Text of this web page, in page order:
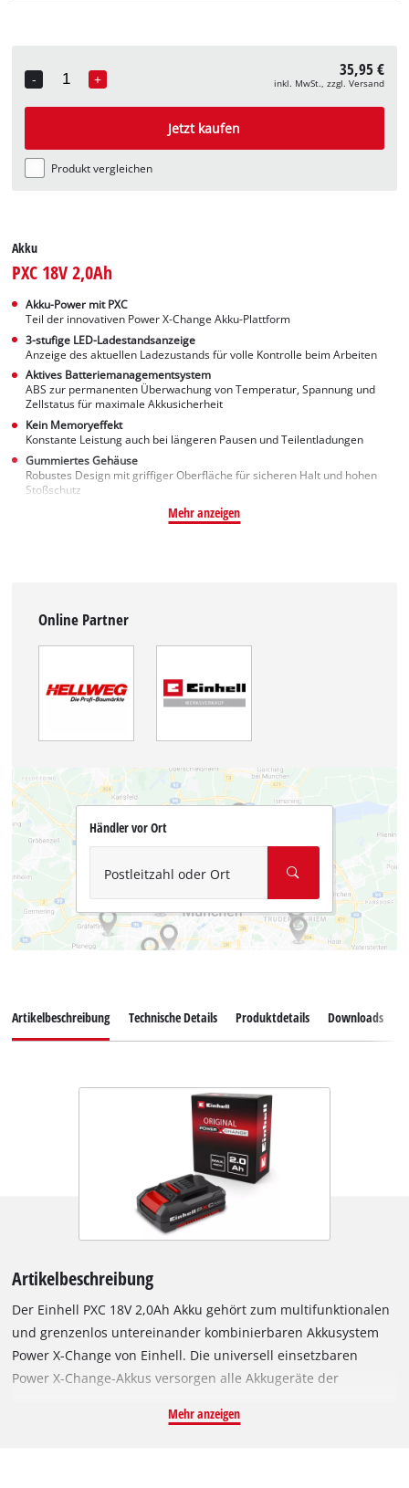
-
Quantity
+ 35,95 €
inkl. MwSt., zzgl. Versand
Jetzt kaufen
Produkt vergleichen
Akku
PXC 18V 2,0Ah
Akku-Power mit PXC
Teil der innovativen Power X-Change Akku-Plattform
3-stufige LED-Ladestandsanzeige
Anzeige des aktuellen Ladezustands für volle Kontrolle beim Arbeiten
Aktives Batteriemanagementsystem
ABS zur permanenten Überwachung von Temperatur, Spannung und
Zellstatus für maximale Akkusicherheit
Kein Memoryeffekt
Konstante Leistung auch bei längeren Pausen und Teilentladungen
Gummiertes Gehäuse
Robustes Design mit griffiger Oberfläche für sicheren Halt und hohen
Stoßschutz
Mehr anzeigen
Online Partner
Händler vor Ort
Postleitzahl oder Ort
Artikelbeschreibung Technische Details Produktdetails Downloads
Artikelbeschreibung
Der Einhell PXC 18V 2,0Ah Akku gehört zum multifunktionalen
und grenzenlos untereinander kombinierbaren Akkusystem
Power X-Change von Einhell. Die universell einsetzbaren
Power X-Change-Akkus versorgen alle Akkugeräte der
Kraft und Ausdauer. DerPXC 18V 2,0Ah ist ein Basic-Akku der
Mehr anzeigen